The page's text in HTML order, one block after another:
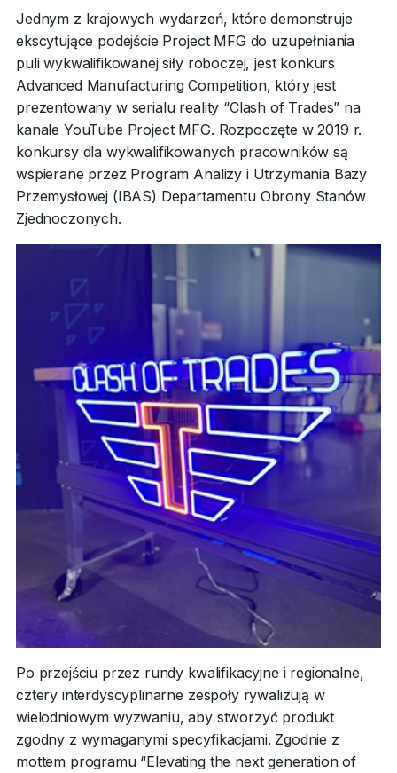
Jednym z krajowych wydarzeń, które demonstruje
ekscytujące podejście Project MFG do uzupełniania
puli wykwalifikowanej siły roboczej, jest konkurs
Advanced Manufacturing Competition, który jest
prezentowany w serialu reality “Clash of Trades” na
kanale YouTube Project MFG. Rozpoczęte w 2019 r.
konkursy dla wykwalifikowanych pracowników są
wspierane przez Program Analizy i Utrzymania Bazy
Przemysłowej (IBAS) Departamentu Obrony Stanów
Zjednoczonych.
Po przejściu przez rundy kwalifikacyjne i regionalne,
cztery interdyscyplinarne zespoły rywalizują w
wielodniowym wyzwaniu, aby stworzyć produkt
zgodny z wymaganymi specyfikacjami. Zgodnie z
mottem programu “Elevating the next generation of